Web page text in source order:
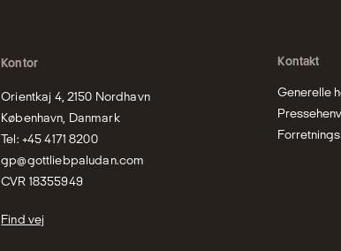
Kontor
Orientkaj 4, 2150 Nordhavn
København, Danmark
Tel: +45 4171 8200
gp@gottliebpaludan.com
CVR 18355949
Find vej
Kontakt
Generelle